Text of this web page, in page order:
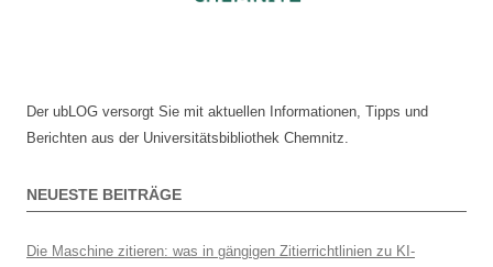
Der ubLOG versorgt Sie mit aktuellen Informationen, Tipps und
Berichten aus der Universitätsbibliothek Chemnitz.
NEUESTE BEITRÄGE
Die Maschine zitieren: was in gängigen Zitierrichtlinien zu KI-